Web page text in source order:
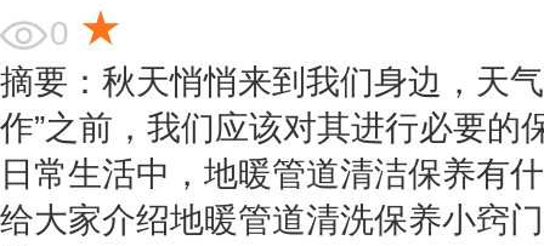
0 ★
摘要：秋天悄悄来到我们身边，天
作”之前，我们应该对其进行必要的
日常生活中，地暖管道清洁保养有
给大家介绍地暖管道清洗保养小窍